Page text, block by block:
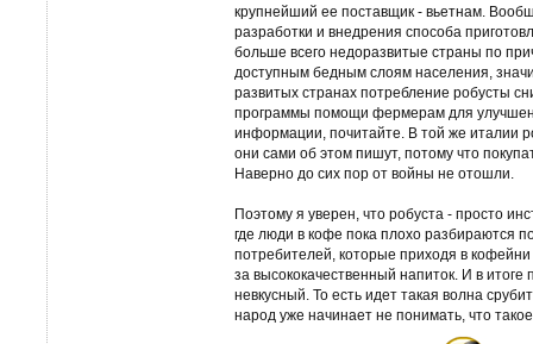
крупнейший ее поставщик - вьетнам.
разработки и внедрения способа
больше всего недоразвитые страны по
доступным бедным слоям населения,
развитых странах потребление робусты
программы помощи фермерам для
информации, почитайте. В той же италии
они сами об этом пишут, потому что
Наверно до сих пор от войны не отошли.
Поэтому я уверен, что робуста - просто
где люди в кофе пока плохо разбираются
потребителей, которые приходя в кофейни
за высококачественный напиток. И в
невкусный. То есть идет такая волна
народ уже начинает не понимать, что